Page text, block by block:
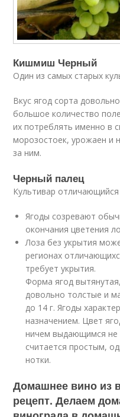
Кишмиш Черный
Один из самых старых
Вкус ягод сорта
большое количество
их потреблять именно в
морозостоек, урожаен и
за ним.
Черный палец
Культивар
Ягоды созревают
окончания цветения
Лоза без укрытия
регионах
требует укрытия.
Форма ягод
довольно толстые и
до 14 г. Ягоды
назначением. Цвет
ничем выдающимся не
считается простым,
нотки.
Домашнее вино из
рецепт. Делаем